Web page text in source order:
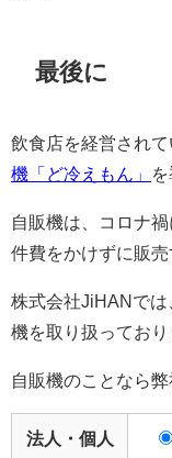
最後に
飲食店を経営され
機「ど冷えもん」
自販機は、コロナ
件費をかけずに販売
株式会社JiHANでは
機を取り扱っており
自販機のことなら
法人・個人